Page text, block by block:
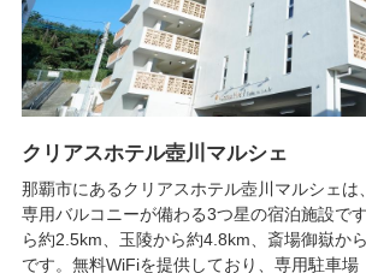
クリアスホテル壺川マルシェ
那覇市にあるクリアスホテル壺川マルシェは
専用バルコニーが備わる3つ星の宿泊施設で
ら約2.5km、玉陵から約4.8km、斎場御嶽か
です。無料WiFiを提供しており、専用駐車場